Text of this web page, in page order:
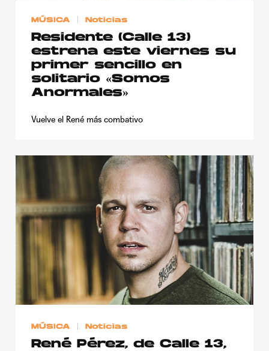
MÚSICA Noticias
Residente (Calle 13)
estrena este viernes su
primer sencillo en
solitario «Somos
Anormales»
Vuelve el René más combativo
MÚSICA Noticias
René Pérez, de Calle 13,